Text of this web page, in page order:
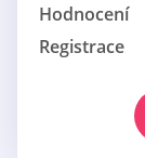
Hodnocení
Registrace